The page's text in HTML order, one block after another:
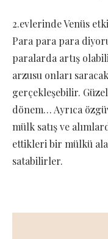
2.evlerinde Venüs
Para para para
paralarda artış
arzusu onları
gerçekleşebilir.
dönem… Ayrıca
mülk satış ve
ettikleri bir mülkü
satabilirler.